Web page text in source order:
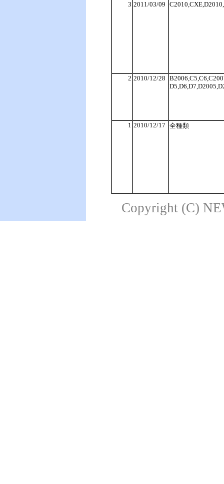
3 2011/03/09
2 2010/12/28
1 2010/12/17 全種類
Copyright (C)